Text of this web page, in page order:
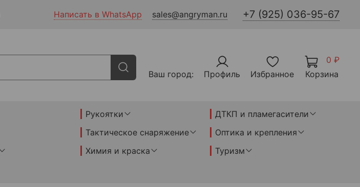
Написать в WhatsApp sales@angryman.ru +7 (925) 036-95-67
Ваш город: Профиль Избранное
0 ₽
Корзина
Рукоятки
ДТКП и пламегасители
Тактическое снаряжение
Оптика и крепления
Химия и краска
Туризм